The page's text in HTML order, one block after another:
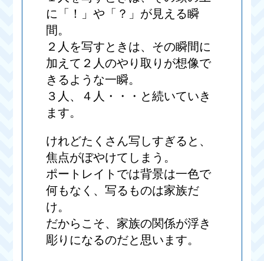
に「！」や「？」が見える瞬
間。
２人を写すときは、その瞬間に
加えて２人のやり取りが想像で
きるような一瞬。
３人、４人・・・と続いていき
ます。
けれどたくさん写しすぎると、
焦点がぼやけてしまう。
ポートレイトでは背景は一色で
何もなく、写るものは家族だ
け。
だからこそ、家族の関係が浮き
彫りになるのだと思います。